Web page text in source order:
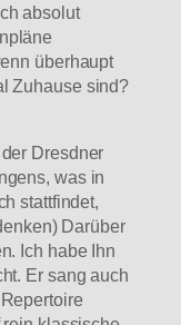
absolut
überhaupt
Zuhause sind?
Dresdner
was in
stattfindet,
Darüber
Ich habe Ihn
Er sang auch